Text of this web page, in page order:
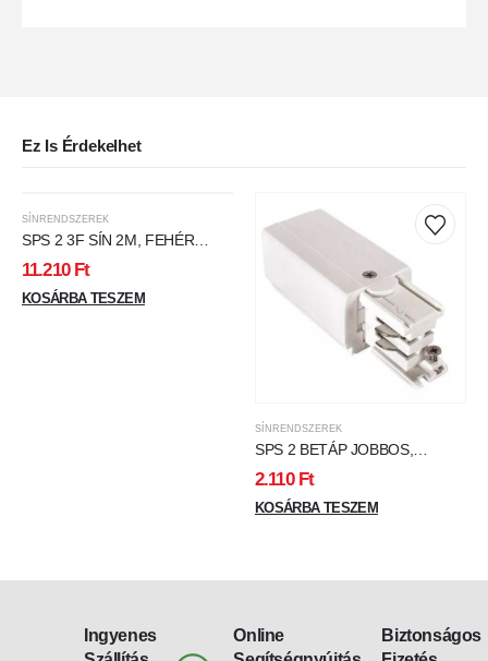
Ez Is Érdekelhet
SÍNRENDSZEREK
SPS 2 3F SÍN 2M, FEHÉR
SPECTRUM
11.210 Ft
KOSÁRBA TESZEM
SÍNRENDSZEREK
SPS 2 BETÁP JOBBOS,
FEHÉR SPECTRUM
2.110 Ft
KOSÁRBA TESZEM
Ingyenes
Online
Biztonságos